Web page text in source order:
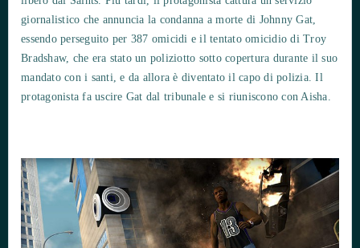
giornalistico che annuncia la condanna a morte di Johnny Gat,
essendo perseguito per 387 omicidi e il tentato omicidio di Troy
Bradshaw, che era stato un poliziotto sotto copertura durante il suo
mandato con i santi, e da allora è diventato il capo di polizia. Il
protagonista fa uscire Gat dal tribunale e si riuniscono con Aisha.